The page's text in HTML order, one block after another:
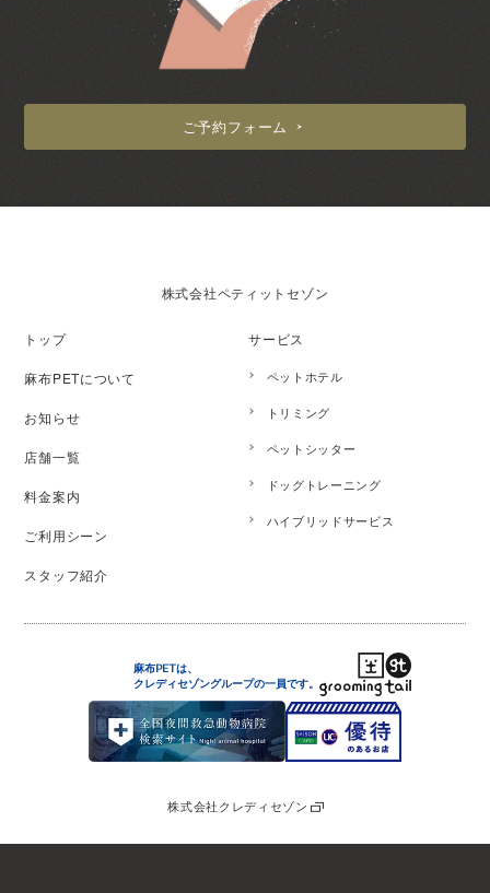
ご予約フォーム
株式会社ペティットセゾン
トップ
麻布PETについて
お知らせ
店舗一覧
料金案内
ご利用シーン
スタッフ紹介
サービス
ペットホテル
トリミング
ペットシッター
ドッグトレーニング
ハイブリッドサービス
麻布PETは、
クレディセゾングループの一員です。
株式会社クレディセゾン